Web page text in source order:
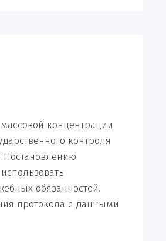
концентрации
контроля
Постановлению
обязанностей.
протокола с данными